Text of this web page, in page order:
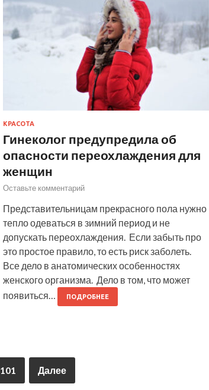
КРАСОТА
Гинеколог предупредила об
опасности переохлаждения для
женщин
Оставьте комментарий
Представительницам прекрасного пола нужно
тепло одеваться в зимний период и не
допускать переохлаждения. Если забыть про
это простое правило, то есть риск заболеть.
Все дело в анатомических особенностях
женского организма. Дело в том, что может
появиться…
ПОДРОБНЕЕ
101 Далее